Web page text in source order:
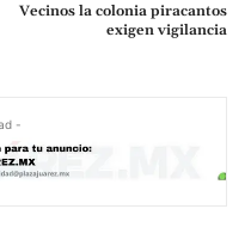
Vecinos la colonia piracantos
exigen vigilancia
-